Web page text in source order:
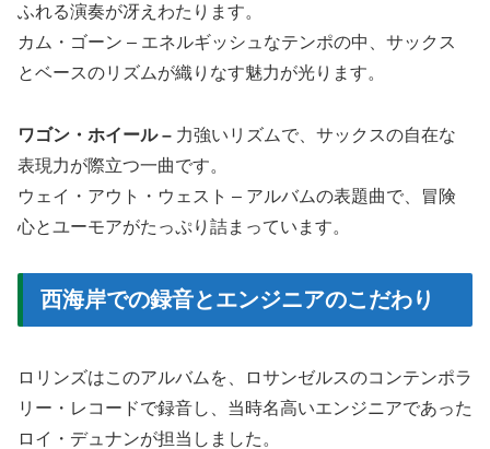
ふれる演奏が冴えわたります。
カム・ゴーン – エネルギッシュなテンポの中、サックス
とベースのリズムが織りなす魅力が光ります。
ワゴン・ホイール – 力強いリズムで、サックスの自在な
表現力が際立つ一曲です。
ウェイ・アウト・ウェスト – アルバムの表題曲で、冒険
心とユーモアがたっぷり詰まっています。
西海岸での録音とエンジニアのこだわり
ロリンズはこのアルバムを、ロサンゼルスのコンテンポラ
リー・レコードで録音し、当時名高いエンジニアであった
ロイ・デュナンが担当しました。